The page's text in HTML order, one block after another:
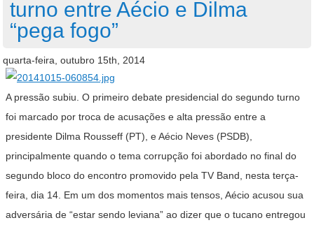
turno entre Aécio e Dilma
“pega fogo”
quarta-feira, outubro 15th, 2014
A pressão subiu. O primeiro debate presidencial do segundo turno
foi marcado por troca de acusações e alta pressão entre a
presidente Dilma Rousseff (PT), e Aécio Neves (PSDB),
principalmente quando o tema corrupção foi abordado no final do
segundo bloco do encontro promovido pela TV Band, nesta terça-
feira, dia 14. Em um dos momentos mais tensos, Aécio acusou sua
adversária de “estar sendo leviana” ao dizer que o tucano entregou